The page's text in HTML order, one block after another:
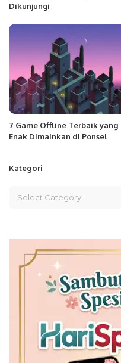
Dikunjungi
7 Game Offline Terbaik yang
Enak Dimainkan di Ponsel
Kategori